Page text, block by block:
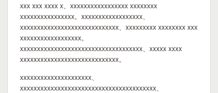
xxx xxx xxxx x、xxxxxxxxxxxxxxxxx xxxxxxxx
xxxxxxxxxxxxxxxx。xxxxxxxxxxxxxxxxxx、
xxxxxxxxxxxxxxxxxxxxxxxxxxxxx、xxxxxxxxx xxxxxxxx xxx
xxxxxxxxxxxxxxxxxx。
xxxxxxxxxxxxxxxxxxxxxxxxxxxxxxxxxxxx、xxxxx xxxx
xxxxxxxxxxxxxxxxxxxxxxxxxxxxx。
xxxxxxxxxxxxxxxxxxxxx、
xxxxxxxxxxxxxxxxxxxxxxxxxxxxxxxxxxxxxxxx、